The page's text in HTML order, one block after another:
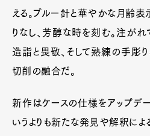
える。ブルー針と華やかな月齢表
りなし、芳醇な時を刻む。注が
造詣と畏敬、そして熟練の手彫
切削の融合だ。
新作はケースの仕様をアップデ
いうよりも新たな発見や解釈によ